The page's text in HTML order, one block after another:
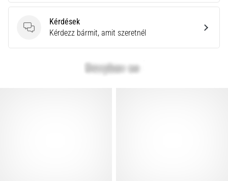
Kérdések
Kérdések
Kérdezz bármit, amit szeretnél